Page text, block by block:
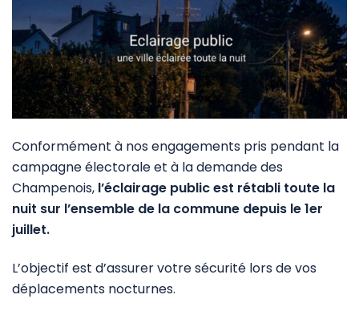
Conformément à nos engagements pris pendant la
campagne électorale et à la demande des
Champenois, l’éclairage public est rétabli toute la
nuit sur l’ensemble de la commune depuis le 1er
juillet.
L’objectif est d’assurer votre sécurité lors de vos
déplacements nocturnes.